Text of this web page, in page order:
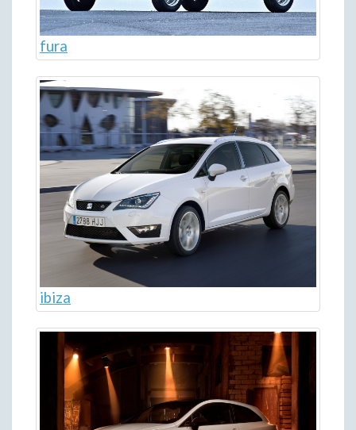
fura
ibiza